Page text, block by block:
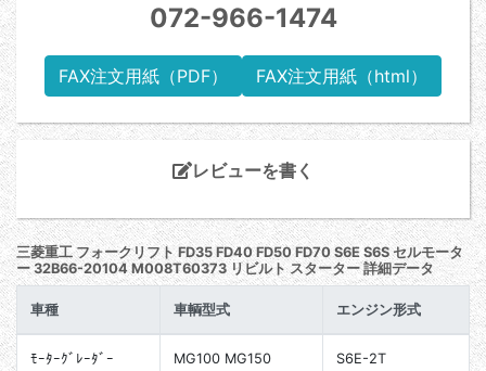
072-966-1474
FAX注文用紙（PDF） FAX注文用紙（html）
レビューを書く
三菱重工 フォークリフト FD35 FD40 FD50 FD70 S6E S6S セルモータ
ー 32B66-20104 M008T60373 リビルト スターター 詳細データ
車種 車輌型式 エンジン形式
ﾓｰﾀｰｸﾞﾚｰﾀﾞｰ MG100 MG150 S6E-2T